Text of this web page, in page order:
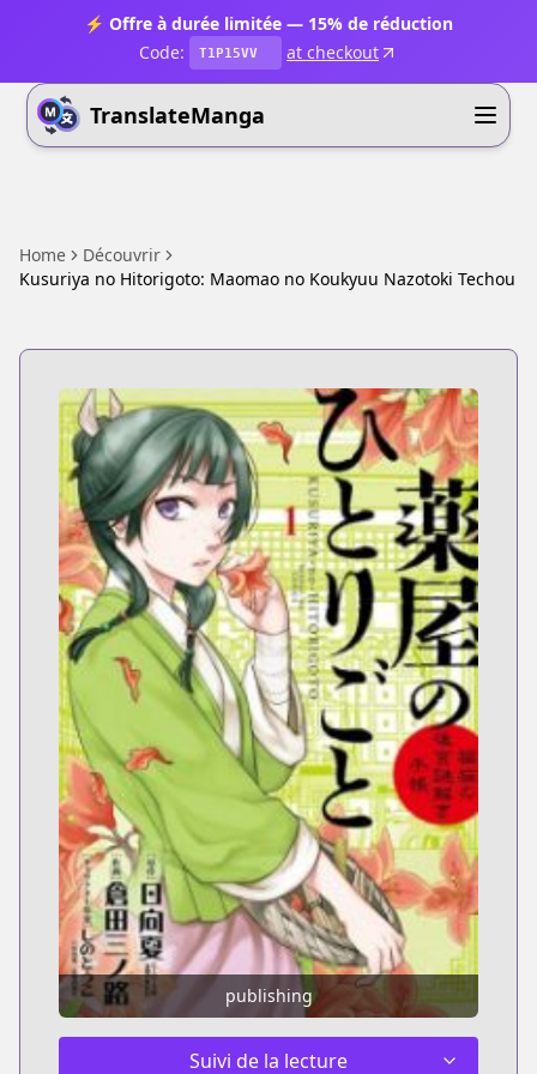
⚡ Offre à durée limitée — 15% de réduction
Code:
T1P15VV at checkout
TranslateManga
Home
Découvrir
Kusuriya no Hitorigoto: Maomao no Koukyuu Nazotoki Techou
publishing
Suivi de la lecture